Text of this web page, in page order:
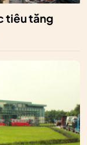
tiêu tăng